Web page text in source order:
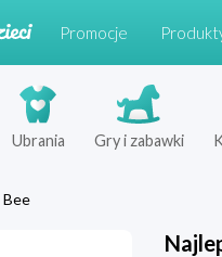
Promocje
Ubrania Gry i zabawki
Bee